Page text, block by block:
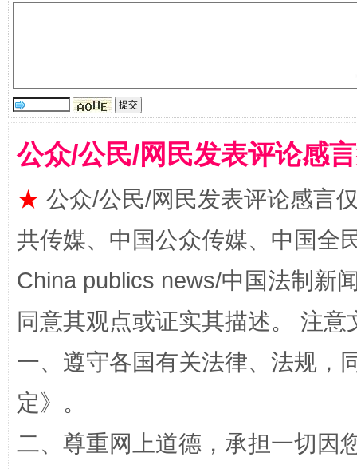
公众/公民/网民发表评论感
★ 公众/公民/网民发表评论感言
共传媒、中国公众传媒、中国全
China publics news/中国法制新
同意其观点或证实其描述。 注
一、遵守各国有关法律、法规，
定》。
二、尊重网上道德，承担一切因